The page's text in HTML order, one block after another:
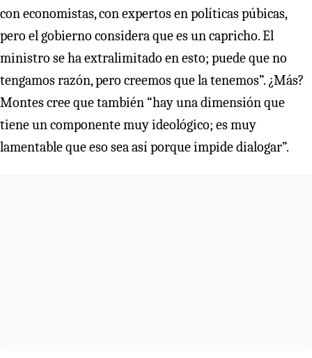
con economistas, con expertos en políticas púbicas,
pero el gobierno considera que es un capricho. El
ministro se ha extralimitado en esto; puede que no
tengamos razón, pero creemos que la tenemos”. ¿Más?
Montes cree que también “hay una dimensión que
tiene un componente muy ideológico; es muy
lamentable que eso sea así porque impide dialogar”.